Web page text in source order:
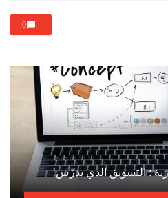
0
: التسويق الذي يدرّس!